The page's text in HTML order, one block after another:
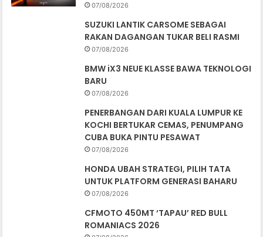
07/08/2026
SUZUKI LANTIK CARSOME SEBAGAI
RAKAN DAGANGAN TUKAR BELI RASMI
07/08/2026
BMW iX3 NEUE KLASSE BAWA TEKNOLOGI
BARU
07/08/2026
PENERBANGAN DARI KUALA LUMPUR KE
KOCHI BERTUKAR CEMAS, PENUMPANG
CUBA BUKA PINTU PESAWAT
07/08/2026
HONDA UBAH STRATEGI, PILIH TATA
UNTUK PLATFORM GENERASI BAHARU
07/08/2026
CFMOTO 450MT ‘TAPAU’ RED BULL
ROMANIACS 2026